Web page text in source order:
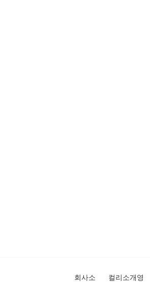
회사소
컬리소개영